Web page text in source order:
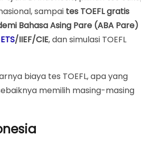
sampai tes TOEFL gratis
Bahasa Asing Pare (ABA Pare)
ETS/IIEF/CIE, dan simulasi TOEFL
biaya tes TOEFL, apa yang
memilih masing-masing